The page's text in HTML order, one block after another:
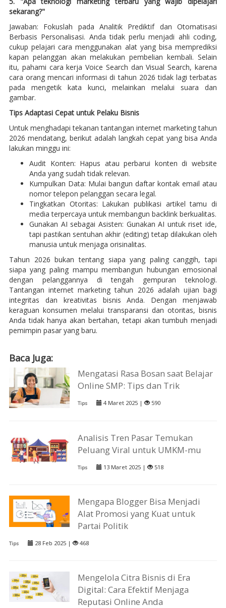
sekarang?"
Jawaban: Fokuslah pada Analitik Prediktif dan Otomatisasi
Berbasis Personalisasi. Anda tidak perlu menjadi ahli coding,
cukup pelajari cara menggunakan alat yang bisa memprediksi
kapan pelanggan akan melakukan pembelian kembali. Selain
itu, pahami cara kerja Voice Search dan Visual Search, karena
cara orang mencari informasi di tahun 2026 tidak lagi terbatas
pada mengetik kata kunci, melainkan melalui suara dan
gambar.
Tips Adaptasi Cepat untuk Pelaku Bisnis
Untuk menghadapi tekanan tantangan internet marketing tahun
2026 mendatang, berikut adalah langkah cepat yang bisa Anda
lakukan minggu ini:
Audit Konten: Hapus atau perbarui konten di website
Anda yang sudah tidak relevan.
Kumpulkan Data: Mulai bangun daftar kontak email atau
nomor telepon pelanggan secara legal.
Tingkatkan Otoritas: Lakukan publikasi artikel tamu di
media terpercaya untuk membangun backlink berkualitas.
Gunakan AI sebagai Asisten: Gunakan AI untuk riset ide,
tapi pastikan sentuhan akhir (editing) tetap dilakukan oleh
manusia untuk menjaga orisinalitas.
Tahun 2026 bukan tentang siapa yang paling canggih, tapi
siapa yang paling mampu membangun hubungan emosional
dengan pelanggannya di tengah gempuran teknologi.
Tantangan internet marketing tahun 2026 adalah ujian bagi
integritas dan kreativitas bisnis Anda. Dengan menjawab
keraguan konsumen melalui transparansi dan otoritas, bisnis
Anda tidak hanya akan bertahan, tetapi akan tumbuh menjadi
pemimpin pasar yang baru.
Baca Juga:
Mengatasi Rasa Bosan saat Belajar
Online SMP: Tips dan Trik
Tips 4 Maret 2025 | 590
Analisis Tren Pasar Temukan
Peluang Viral untuk UMKM-mu
Tips 13 Maret 2025 | 518
Mengapa Blogger Bisa Menjadi
Alat Promosi yang Kuat untuk
Partai Politik
Tips 28 Feb 2025 | 468
Mengelola Citra Bisnis di Era
Digital: Cara Efektif Menjaga
Reputasi Online Anda